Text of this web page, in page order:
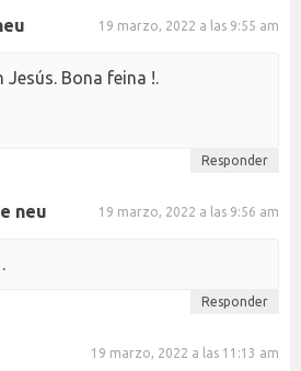
19 marzo, 2022 a las 9:55 am
Jesús. Bona feina !.
Responder
neu 19 marzo, 2022 a las 9:56 am
Responder
19 marzo, 2022 a las 11:13 am